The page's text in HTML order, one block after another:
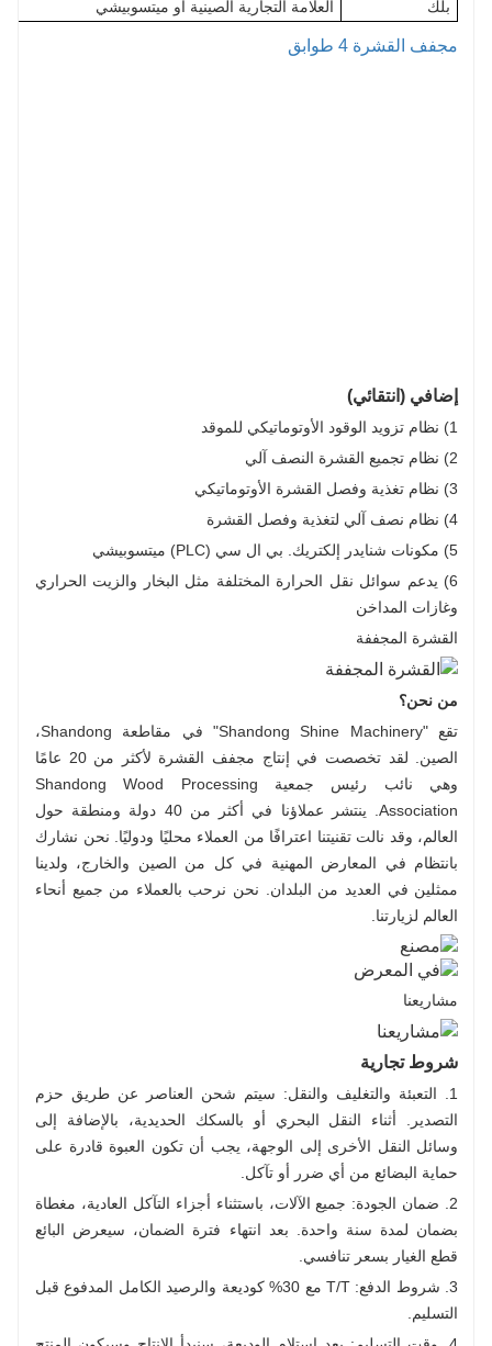
بلك العلامة التجارية الصينية أو ميتسوبيشي
مجفف القشرة 4 طوابق
إضافي (انتقائي)
1) نظام تزويد الوقود الأوتوماتيكي للموقد
2) نظام تجميع القشرة النصف آلي
3) نظام تغذية وفصل القشرة الأوتوماتيكي
4) نظام نصف آلي لتغذية وفصل القشرة
5) مكونات شنايدر إلكتريك. بي ال سي (PLC) ميتسوبيشي
6) يدعم سوائل نقل الحرارة المختلفة مثل البخار والزيت الحراري
وغازات المداخن
القشرة المجففة
من نحن؟
تقع "Shandong Shine Machinery" في مقاطعة Shandong،
الصين. لقد تخصصت في إنتاج مجفف القشرة لأكثر من 20 عامًا
وهي نائب رئيس جمعية Shandong Wood Processing
Association. ينتشر عملاؤنا في أكثر من 40 دولة ومنطقة حول
العالم، وقد نالت تقنيتنا اعترافًا من العملاء محليًا ودوليًا. نحن نشارك
بانتظام في المعارض المهنية في كل من الصين والخارج، ولدينا
ممثلين في العديد من البلدان. نحن نرحب بالعملاء من جميع أنحاء
العالم لزيارتنا.
مشاريعنا
شروط تجارية
1. التعبئة والتغليف والنقل: سيتم شحن العناصر عن طريق حزم
التصدير. أثناء النقل البحري أو بالسكك الحديدية، بالإضافة إلى
وسائل النقل الأخرى إلى الوجهة، يجب أن تكون العبوة قادرة على
حماية البضائع من أي ضرر أو تآكل.
2. ضمان الجودة: جميع الآلات، باستثناء أجزاء التآكل العادية، مغطاة
بضمان لمدة سنة واحدة. بعد انتهاء فترة الضمان، سيعرض البائع
قطع الغيار بسعر تنافسي.
3. شروط الدفع: T/T مع 30% كوديعة والرصيد الكامل المدفوع قبل
التسليم.